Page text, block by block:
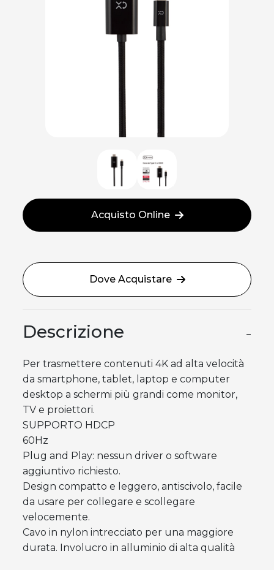
Acquisto Online
Dove Acquistare
Descrizione −
Per trasmettere contenuti 4K ad alta velocità
da smartphone, tablet, laptop e computer
desktop a schermi più grandi come monitor,
TV e proiettori.
SUPPORTO HDCP
60Hz
Plug and Play: nessun driver o software
aggiuntivo richiesto.
Design compatto e leggero, antiscivolo, facile
da usare per collegare e scollegare
velocemente.
Cavo in nylon intrecciato per una maggiore
durata. Involucro in alluminio di alta qualità